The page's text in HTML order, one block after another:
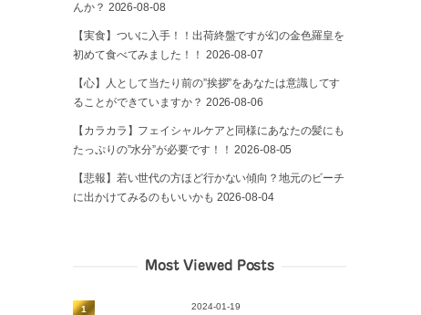
んか？ 2026-08-08
【実食】ついに入手！！出荷終盤ですが幻の金色羅皇を
初めて食べてみました！！ 2026-08-07
【心】人として当たり前の”挨拶”をあなたは意識してす
ることができていますか？ 2026-08-06
【カラカラ】フェイシャルケアと同様にあなたの髪にも
たっぷりの”水分”が必要です！！ 2026-08-05
【悲報】若い世代の方ほど行かない傾向？地元のビーチ
に出かけてみるのもいいかも 2026-08-04
Most Viewed Posts
2024-01-19
1